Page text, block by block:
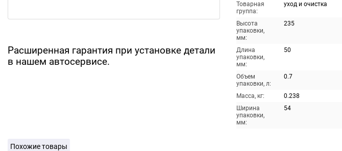
Расширенная гарантия при установке детали
в нашем автосервисе.
Товарная
группа:
уход и очистка
Высота
упаковки,
мм:
235
Длина
упаковки,
мм:
50
Объем
упаковки, л:
0.7
Масса, кг:
0.238
Ширина
упаковки,
мм:
54
Похожие товары